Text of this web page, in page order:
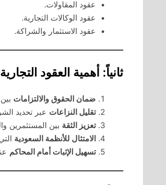
عقود المقاولات.
عقود الوكالات التجارية.
عقود الاستثمار والشراكة.
ثانياً: أهمية العقود
ضمان الحقوق والالتزامات
تقليل النزاعات عبر تحديد
تعزيز الثقة بين المستثمرين
الامتثال للأنظمة السعودية
تسهيل الإثبات أمام المحاكم